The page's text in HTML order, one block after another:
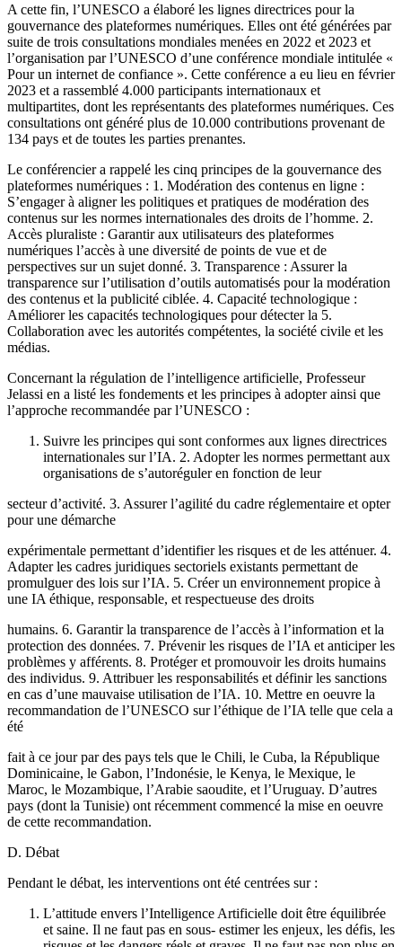
A cette fin, l’UNESCO a élaboré les lignes directrices pour la
gouvernance des plateformes numériques. Elles ont été générées par
suite de trois consultations mondiales menées en 2022 et 2023 et
l’organisation par l’UNESCO d’une conférence mondiale intitulée «
Pour un internet de confiance ». Cette conférence a eu lieu en février
2023 et a rassemblé 4.000 participants internationaux et
multipartites, dont les représentants des plateformes numériques. Ces
consultations ont généré plus de 10.000 contributions provenant de
134 pays et de toutes les parties prenantes.
Le conférencier a rappelé les cinq principes de la gouvernance des
plateformes numériques : 1. Modération des contenus en ligne :
S’engager à aligner les politiques et pratiques de modération des
contenus sur les normes internationales des droits de l’homme. 2.
Accès pluraliste : Garantir aux utilisateurs des plateformes
numériques l’accès à une diversité de points de vue et de
perspectives sur un sujet donné. 3. Transparence : Assurer la
transparence sur l’utilisation d’outils automatisés pour la modération
des contenus et la publicité ciblée. 4. Capacité technologique :
Améliorer les capacités technologiques pour détecter la 5.
Collaboration avec les autorités compétentes, la société civile et les
médias.
Concernant la régulation de l’intelligence artificielle, Professeur
Jelassi en a listé les fondements et les principes à adopter ainsi que
l’approche recommandée par l’UNESCO :
Suivre les principes qui sont conformes aux lignes directrices
internationales sur l’IA. 2. Adopter les normes permettant aux
organisations de s’autoréguler en fonction de leur
secteur d’activité. 3. Assurer l’agilité du cadre réglementaire et opter
pour une démarche
expérimentale permettant d’identifier les risques et de les atténuer. 4.
Adapter les cadres juridiques sectoriels existants permettant de
promulguer des lois sur l’IA. 5. Créer un environnement propice à
une IA éthique, responsable, et respectueuse des droits
humains. 6. Garantir la transparence de l’accès à l’information et la
protection des données. 7. Prévenir les risques de l’IA et anticiper les
problèmes y afférents. 8. Protéger et promouvoir les droits humains
des individus. 9. Attribuer les responsabilités et définir les sanctions
en cas d’une mauvaise utilisation de l’IA. 10. Mettre en oeuvre la
recommandation de l’UNESCO sur l’éthique de l’IA telle que cela a
été
fait à ce jour par des pays tels que le Chili, le Cuba, la République
Dominicaine, le Gabon, l’Indonésie, le Kenya, le Mexique, le
Maroc, le Mozambique, l’Arabie saoudite, et l’Uruguay. D’autres
pays (dont la Tunisie) ont récemment commencé la mise en oeuvre
de cette recommandation.
D. Débat
Pendant le débat, les interventions ont été centrées sur :
L’attitude envers l’Intelligence Artificielle doit être équilibrée
et saine. Il ne faut pas en sous- estimer les enjeux, les défis, les